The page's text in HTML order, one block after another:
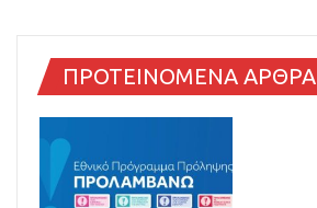
ΠΡΟΤΕΙΝΟΜΕΝΑ ΑΡΘΡΑ